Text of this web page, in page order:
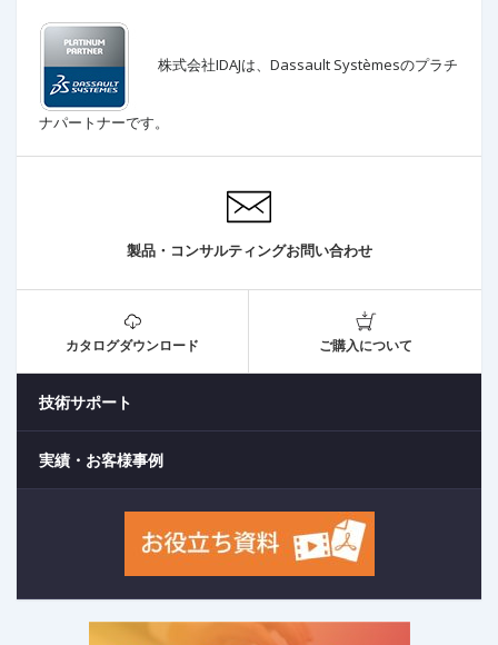
株式会社IDAJは、Dassault Systèmesのプラチ
ナパートナーです。
製品・コンサルティングお問い合わせ
カタログダウンロード ご購入について
技術サポート
実績・お客様事例